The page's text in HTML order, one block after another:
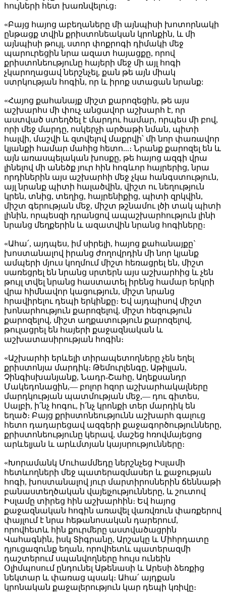
հույների հետ խառնվելուց։
«Բայց հայոց աբեղաները մի այնպիսի խոտորնակի
ընթացք տվին քրիստոնեական կրոնքին, և մի
այնպիսի թույլ, ստոր փոքրոգի դիմակի մեջ
պարուրեցին նրա ազատ հայացքը, որով
քրիստոնեությունը հայերի մեջ մի այլ հոգի
չկարողացավ ներշնչել, քան թե այն միակ
ստրկության հոգին, որ և իրոք ստացան նրանք:
«Հայոց քահանայք միշտ քարոզեցին, թե այս
աշխարհս մի փուչ անցավոր աշխարհ է, որ
աստված ստեղծել է մարդու համար, որպես մի բով,
որի մեջ մարդը, ոսկերչի արծաթի նման, պիտի
հալվի, մաշվի և զտվելով մաքրվի՝ մի նոր փառավոր
կյանքի համար մահից հետո...։ Նրանք քարոզել են և
այն առասպելական խոսքը, թե հայոց ազգի վրա
լինելով մի անեծք յուր հին հոգևոր հայրերից, նրա
որդիներին այս աշխարհի մեջ չկա հանգստություն,
այլ նրանք պիտի հալածվին, վիշտ ու նեղություն
կրեն, տնից, տեղից, հայրենիքից, պիտի զրկվին,
միշտ գերության մեջ, միշտ թշնամու լծի տակ պիտի
լինին, որպեսզի դրանցով ապաշխարհություն լինի
նրանց մեղքերին և ազատվին նրանց հոգիները։
«Ահա՛, այդպես, իմ սիրելի, հայոց քահանայքը`
խոստանալով իրանց ժողովրդին մի նոր կյանք
ամպերի մյուս կողմում միշտ հեռացրել են, միշտ
սառեցրել են նրանց սրտերն այս աշխարհից և չեն
թույլ տվել նրանց հաստատել իրենց համար երկրի
վրա հիմնավոր կացություն, միշտ նրանց
հրավիրելու դեպի երկինքը։ Եվ այդպիսով միշտ
խոնարհություն քարոզելով, միշտ հեզություն
քարոզելով, միշտ աղքատություն քարոզելով,
թուլացրել են հայերի քաջազնական և
աշխատասիրության հոգին։
«Աշխարհի երևելի տիրապետողները չեն եղել
քրիստոնյա մարդիկ։ Թեմուրլենգը, Աթիլլան,
Չինգիսխանյանք, Նադր-Շահը, Աղեքսանդր
Մակեդոնացին,— բոլոր հզոր աշխարհակալները
մարդկության պատմության մեջ,— դու գիտես,
Սալբի, ի՛նչ հոգու, ի՛նչ կրոնքի տեր մարդիկ են
եղած։ Բայց քրիստոնեությունն աշխարհ գալուց
հետո դադարեցավ ազգերի քաջագործությունները,
քրիստոնեությունը կերավ, մաշեց հռովմայեցոց
արևելյան և արևմտյան կայսրությունները։
«Խորամանկ Մուհամմեդը ներշնչեց Իսլամի
հետևողների մեջ պատերազմասեր և քաջության
հոգի, խոստանալով յուր մարտիրոսներին ճեննաթի
բանաստեղծական վայելչությունները, և շուտով
Իսլամը տիրեց հին աշխարհին։ Եվ հայոց
քաջազնական հոգին առավել վառվռուն փառքերով
փայլում է նրա հեթանոսական դարերում,
որովհետև հին քուրմերը աստվածացրին
Վահագնին, իսկ Տիգրանը, Արշակը և Միհրդատը
դյուցազունք եղան, որովհետև պատերազմի
դաշտերում սպանվողները հույս ունեին
Օլիմպոսում ընդունել Աթենասի և Արեսի ձեռքից
նեկտար և փառաց պսակ։ Ահա՛ այդքան
կրոնական քաջալերություն կար դեպի կռիվը։